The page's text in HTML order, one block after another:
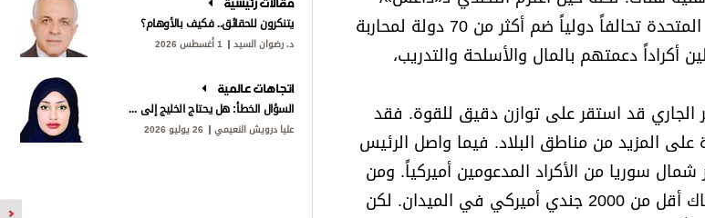
اعتمد على صندوق أدوات القوة العظمى الأميركية. فقد جمعت الولايات المتحدة تحالفاً دولياً ضم أكثر من 70 دولة لمحاربة
دعمتهم بالمال والأسلحة والتدريب،
قد استقر على توازن دقيق للقوة. فقد
المزيد من مناطق البلاد. فيما واصل الرئيس
سوريا من الأكراد المدعومين أميركياً. ومن
الناحية العسكرية الصرفة، لم يكن هناك إلا القليل مما يعرقل تركيا، فهناك أقل من 2000 جندي أميركي في الميدان. لكن
مقالات رئيسية
يتنكرون للحقائق.. فكيف بالأوهام؟
د. رضوان السيد 1 أغسطس 2026
اتجاهات عالمية
السؤال الخطأ: هل يحتاج الخليج إلى «ناتو»؟
عليا درويش النعيمي 26 يوليو 2026